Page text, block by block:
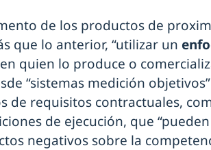
de los productos de
que lo anterior, “utilizar un
quien lo produce o
“sistemas medición
de requisitos contractuales,
de ejecución, que
negativos sobre la